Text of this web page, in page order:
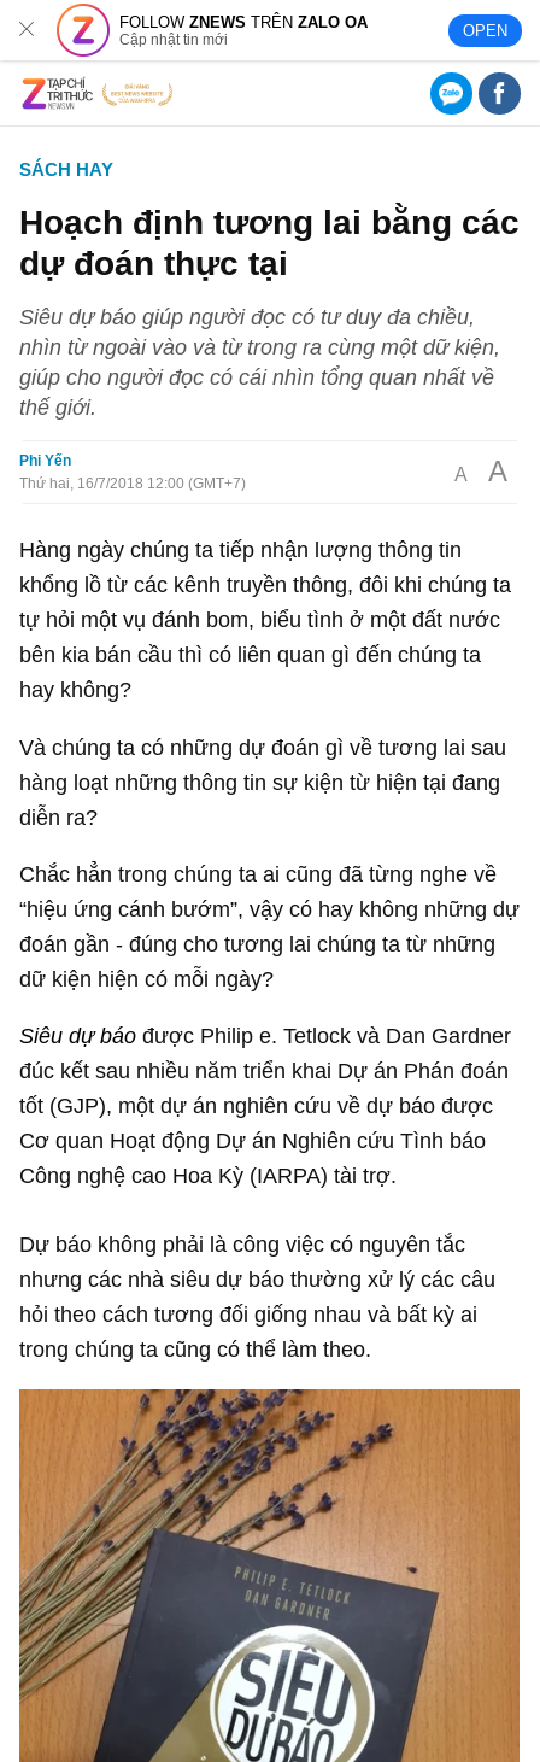
FOLLOWZNEWS TRÊNZALO OA
Cập nhật tin mới OPEN
SÁCH HAY
Hoạch định tương lai bằng các
dự đoán thực tại
Siêu dự báo giúp người đọc có tư duy đa chiều,
nhìn từ ngoài vào và từ trong ra cùng một dữ kiện,
giúp cho người đọc có cái nhìn tổng quan nhất về
thế giới.
Phi Yến
Thứ hai, 16/7/2018 12:00 (GMT+7)
A A
Hàng ngày chúng ta tiếp nhận lượng thông tin
khổng lồ từ các kênh truyền thông, đôi khi chúng ta
tự hỏi một vụ đánh bom, biểu tình ở một đất nước
bên kia bán cầu thì có liên quan gì đến chúng ta
hay không?
Và chúng ta có những dự đoán gì về tương lai sau
hàng loạt những thông tin sự kiện từ hiện tại đang
diễn ra?
Chắc hẳn trong chúng ta ai cũng đã từng nghe về
“hiệu ứng cánh bướm”, vậy có hay không những dự
đoán gần - đúng cho tương lai chúng ta từ những
dữ kiện hiện có mỗi ngày?
Siêu dự báo được Philip e. Tetlock và Dan Gardner
đúc kết sau nhiều năm triển khai Dự án Phán đoán
tốt (GJP), một dự án nghiên cứu về dự báo được
Cơ quan Hoạt động Dự án Nghiên cứu Tình báo
Công nghệ cao Hoa Kỳ (IARPA) tài trợ.
Dự báo không phải là công việc có nguyên tắc
nhưng các nhà siêu dự báo thường xử lý các câu
hỏi theo cách tương đối giống nhau và bất kỳ ai
trong chúng ta cũng có thể làm theo.